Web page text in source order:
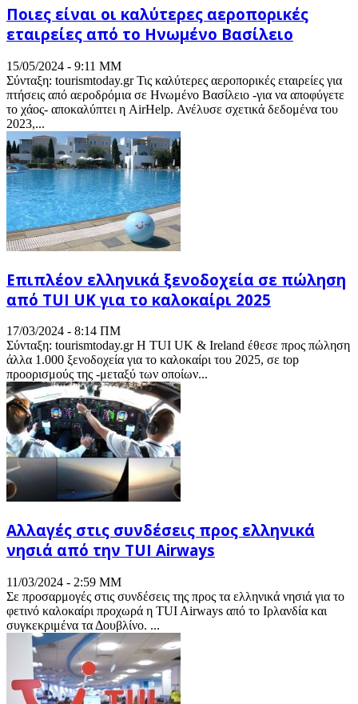
Ποιες είναι οι καλύτερες αεροπορικές
εταιρείες από το Ηνωμένο Βασίλειο
15/05/2024 - 9:11 ΜΜ
Σύνταξη: tourismtoday.gr Τις καλύτερες αεροπορικές εταιρείες για
πτήσεις από αεροδρόμια σε Ηνωμένο Βασίλειο -για να αποφύγετε
το χάος- αποκαλύπτει η AirHelp. Ανέλυσε σχετικά δεδομένα του
2023,...
Επιπλέον ελληνικά ξενοδοχεία σε πώληση
από TUI UK για το καλοκαίρι 2025
17/03/2024 - 8:14 ΠΜ
Σύνταξη: tourismtoday.gr Η TUI UK & Ireland έθεσε προς πώληση
άλλα 1.000 ξενοδοχεία για το καλοκαίρι του 2025, σε top
προορισμούς της -μεταξύ των οποίων...
Αλλαγές στις συνδέσεις προς ελληνικά
νησιά από την TUI Airways
11/03/2024 - 2:59 ΜΜ
Σε προσαρμογές στις συνδέσεις της προς τα ελληνικά νησιά για το
φετινό καλοκαίρι προχωρά η TUI Airways από το Ιρλανδία και
συγκεκριμένα τα Δουβλίνο. ...